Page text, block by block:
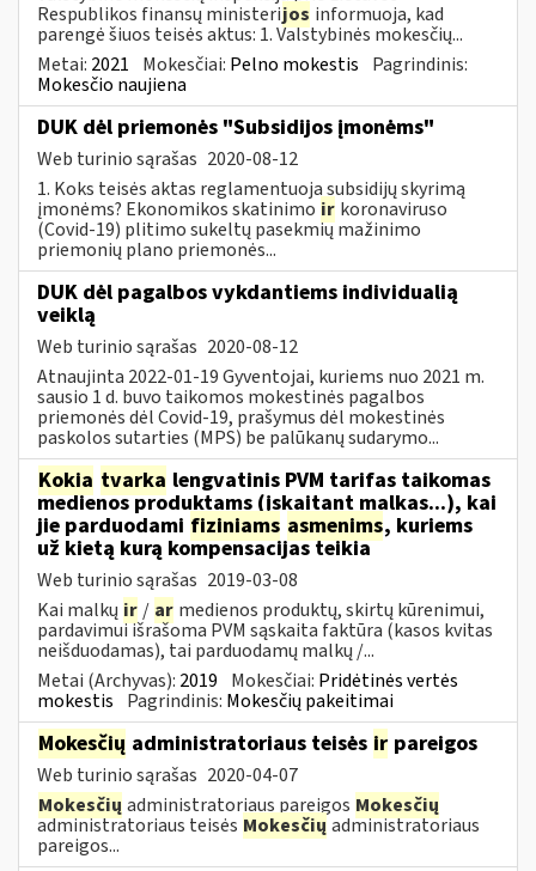
Respublikos finansų ministerijos informuoja, kad
parengė šiuos teisės aktus: 1. Valstybinės mokesčių...
Metai: 2021 Mokesčiai: Pelno mokestis Pagrindinis:
Mokesčio naujiena
DUK dėl priemonės "Subsidijos įmonėms"
Web turinio sąrašas 2020-08-12
1. Koks teisės aktas reglamentuoja subsidijų skyrimą
įmonėms? Ekonomikos skatinimo ir koronaviruso
(Covid-19) plitimo sukeltų pasekmių mažinimo
priemonių plano priemonės...
DUK dėl pagalbos vykdantiems individualią
veiklą
Web turinio sąrašas 2020-08-12
Atnaujinta 2022-01-19 Gyventojai, kuriems nuo 2021 m.
sausio 1 d. buvo taikomos mokestinės pagalbos
priemonės dėl Covid-19, prašymus dėl mokestinės
paskolos sutarties (MPS) be palūkanų sudarymo...
Kokia tvarka lengvatinis PVM tarifas taikomas
medienos produktams (įskaitant malkas...), kai
jie parduodami fiziniams asmenims, kuriems
už kietą kurą kompensacijas teikia
Web turinio sąrašas 2019-03-08
Kai malkų ir / ar medienos produktų, skirtų kūrenimui,
pardavimui išrašoma PVM sąskaita faktūra (kasos kvitas
neišduodamas), tai parduodamų malkų /...
Metai (Archyvas): 2019 Mokesčiai: Pridėtinės vertės
mokestis Pagrindinis: Mokesčių pakeitimai
Mokesčių administratoriaus teisės ir pareigos
Web turinio sąrašas 2020-04-07
Mokesčių administratoriaus pareigos Mokesčių
administratoriaus teisės Mokesčių administratoriaus
pareigos...